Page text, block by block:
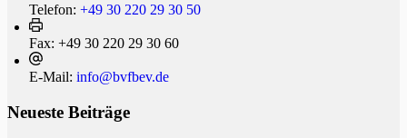
Telefon: +49 30 220 29 30 50
Fax: +49 30 220 29 30 60
E-Mail: info@bvfbev.de
Neueste Beiträge